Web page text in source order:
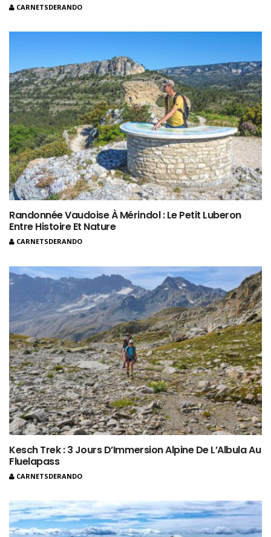
CARNETSDERANDO
Randonnée Vaudoise À Mérindol : Le Petit Luberon
Entre Histoire Et Nature
CARNETSDERANDO
Kesch Trek : 3 Jours D’Immersion Alpine De L’Albula Au
Fluelapass
CARNETSDERANDO